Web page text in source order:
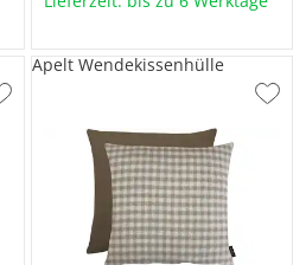
Apelt Wendekissenhülle